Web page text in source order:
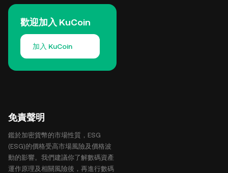
歡迎加入 KuCoin
加入 KuCoin
免責聲明
鑑於加密貨幣的市場性質，ESG
(ESG)的價格受高市場風險及價格波
動的影響。我們建議你了解數碼資產
運作原理及相關風險後，再進行數碼